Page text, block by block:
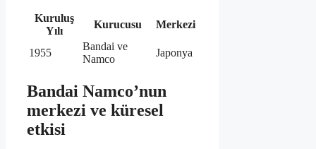
Kuruluş
Yılı
Kurucusu Merkezi
1955
Bandai ve
Namco
Japonya
Bandai Namco’nun
merkezi ve küresel
etkisi